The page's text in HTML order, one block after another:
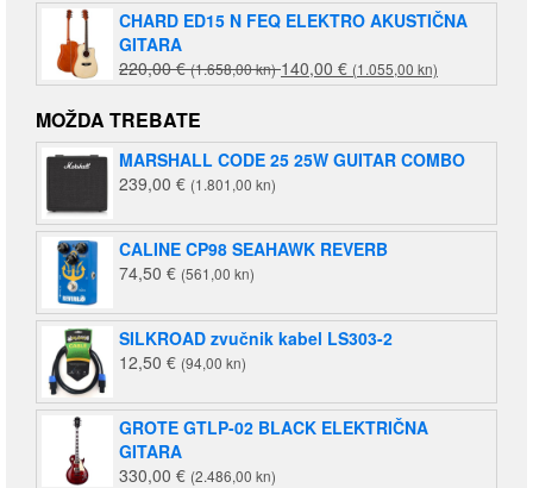
CHARD ED15 N FEQ ELEKTRO AKUSTIČNA
GITARA
220,00€ (1.658,00 kn)Izvorna
cijena
je:
220,00 €
140,00 € (1.055,00 kn)
cijena
140,00 €
(1.055,00
MOŽDA TREBATE
MARSHALL CODE 25 25W GUITAR COMBO
239,00 € (1.801,00 kn)
CALINE CP98 SEAHAWK REVERB
74,50 € (561,00 kn)
SILKROAD zvučnik kabel LS303-2
12,50 € (94,00 kn)
GROTE GTLP-02 BLACK ELEKTRIČNA
GITARA
330,00 € (2.486,00 kn)